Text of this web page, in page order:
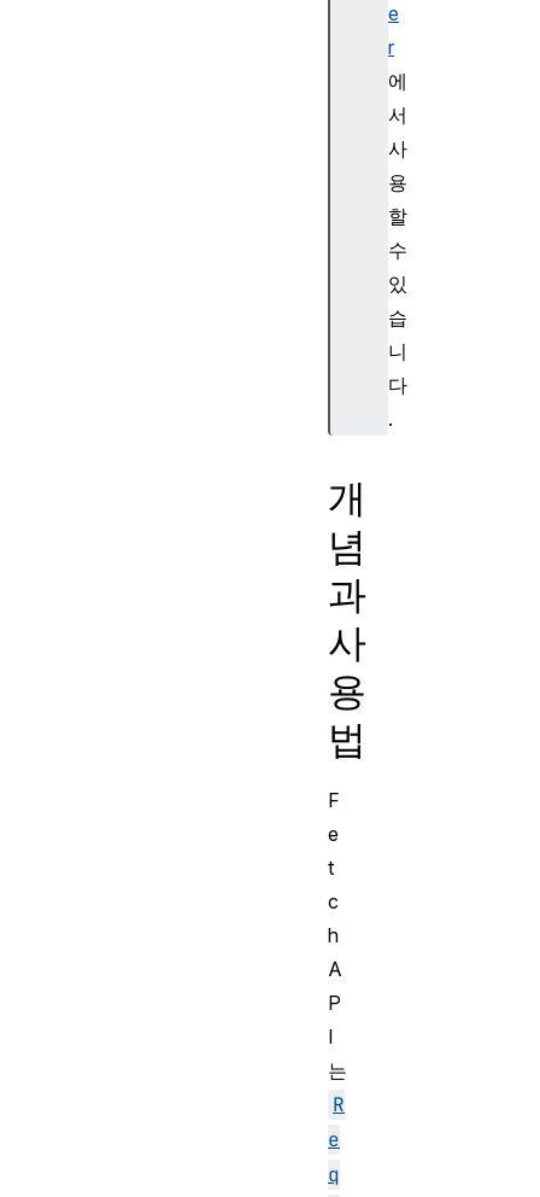
e
r
에
서
사
용
할
수
있
습
니
다
.
개
념
과
사
용
법
F
e
t
c
h
A
P
I
는
R
e
q